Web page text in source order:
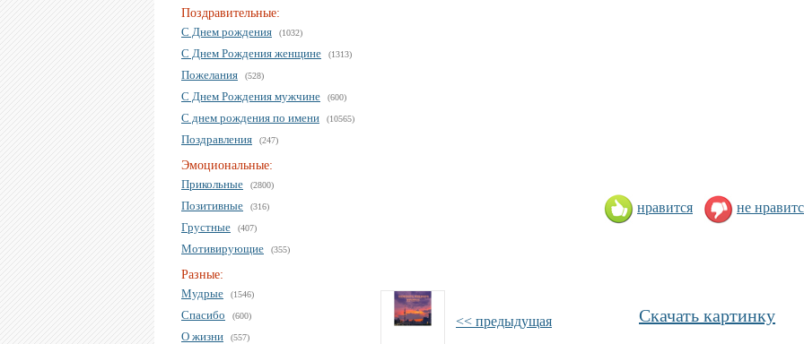
Поздравительные:
С Днем рождения
(1032)
С Днем Рождения женщине (1313)
Пожелания (528)
С Днем Рождения мужчине (600)
С днем рождения по имени (10565)
Поздравления (247)
Эмоциональные:
Прикольные
(2800)
Позитивные (316)
Грустные (407)
Мотивирующие (355)
Разные:
Мудрые
(1546)
Спасибо (600)
О жизни (557)
нравится не
<< предыдущая Скачать картинку